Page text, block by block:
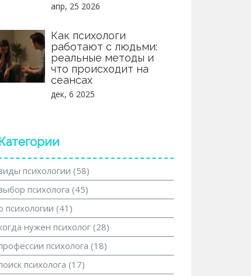
апр, 25 2026
Как психологи
работают с людьми:
реальные методы и
что происходит на
сеансах
дек, 6 2025
Категории
психологии (58)
психолога (45)
психологии (41)
нужен психолог (28)
психолога (18)
психолога (17)